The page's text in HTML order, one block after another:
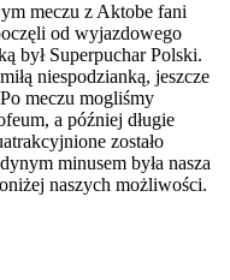
meczu z Aktobe fani
od wyjazdowego
był Superpuchar Polski.
niespodzianką, jeszcze
meczu mogliśmy
a później długie
zostało
minusem była nasza
naszych możliwości.